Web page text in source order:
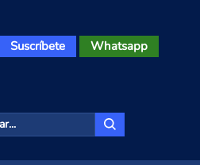
Suscríbete Whatsapp